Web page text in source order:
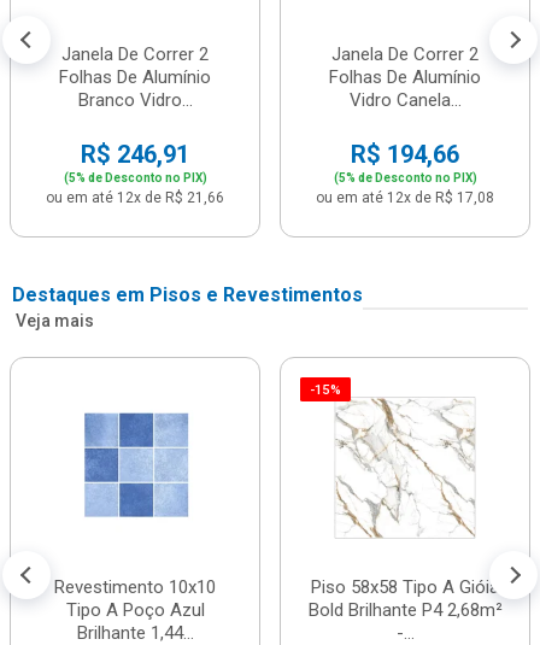
Janela De Correr 2
Folhas De Alumínio
Branco Vidro...
R$ 246,91
(5% de Desconto no PIX)
ou em até 12x de R$ 21,66
Janela De Correr 2
Folhas De Alumínio
Vidro Canela...
R$ 194,66
(5% de Desconto no PIX)
ou em até 12x de R$ 17,08
Destaques em Pisos e Revestimentos
Veja mais
Revestimento 10x10
Tipo A Poço Azul
Brilhante 1,44...
-15%
Piso 58x58 Tipo A Gióia
Bold Brilhante P4 2,68m²
-...